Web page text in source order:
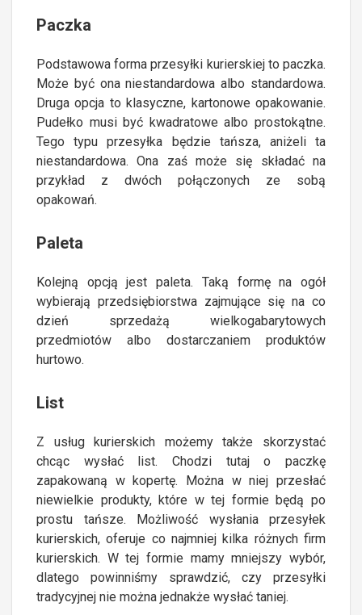
Paczka
Podstawowa forma przesyłki kurierskiej to paczka.
Może być ona niestandardowa albo standardowa.
Druga opcja to klasyczne, kartonowe opakowanie.
Pudełko musi być kwadratowe albo prostokątne.
Tego typu przesyłka będzie tańsza, aniżeli ta
niestandardowa. Ona zaś może się składać na
przykład z dwóch połączonych ze sobą
opakowań.
Paleta
Kolejną opcją jest paleta. Taką formę na ogół
wybierają przedsiębiorstwa zajmujące się na co
dzień sprzedażą wielkogabarytowych
przedmiotów albo dostarczaniem produktów
hurtowo.
List
Z usług kurierskich możemy także skorzystać
chcąc wysłać list. Chodzi tutaj o paczkę
zapakowaną w kopertę. Można w niej przesłać
niewielkie produkty, które w tej formie będą po
prostu tańsze. Możliwość wysłania przesyłek
kurierskich, oferuje co najmniej kilka różnych firm
kurierskich. W tej formie mamy mniejszy wybór,
dlatego powinniśmy sprawdzić, czy przesyłki
tradycyjnej nie można jednakże wysłać taniej.